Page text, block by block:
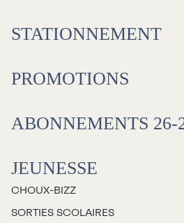
Carte blanche
La FameUSe
espaces
Loggias
STATIONNEMENT
PROMOTIONS
ABONNEMENTS 26-
JEUNESSE
CHOUX-BIZZ
SORTIES SCOLAIRES